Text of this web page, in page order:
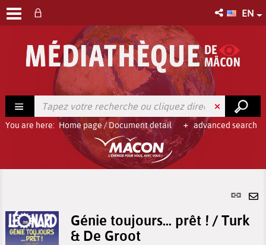
EN
advanced search
You are here: Home page/Document detail
link
Génie toujours... prêt ! / Turk
& De Groot